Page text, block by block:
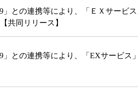
」との連携等により、「ＥＸサービ
共同リリース】
」との連携等により、「EXサービ